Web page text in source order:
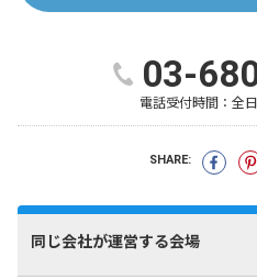
電話受付時間： 全
SHARE:
同じ会社が運営する会場